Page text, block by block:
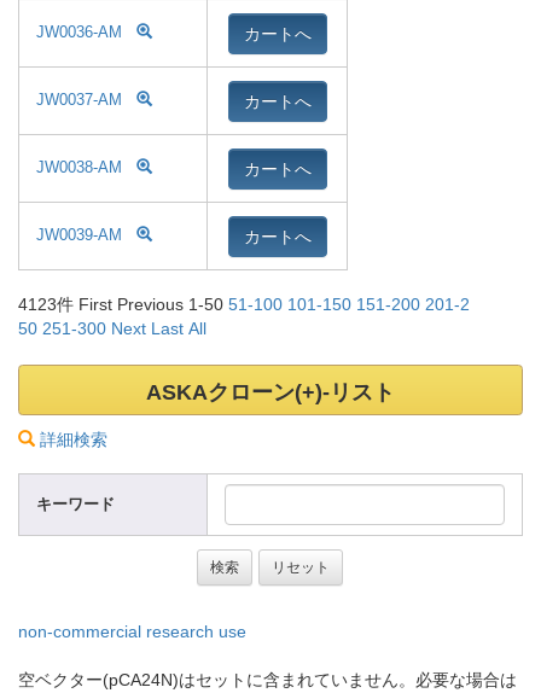
JW0036-AM カートへ
JW0037-AM カートへ
JW0038-AM カートへ
JW0039-AM カートへ
4123件 First Previous 1-50 51-100 101-150 151-200 201-2
50 251-300 Next Last All
ASKAクローン(+)-リスト
詳細検索
キーワード
non-commercial research use
空ベクター(pCA24N)はセットに含まれていません。必要な場合は